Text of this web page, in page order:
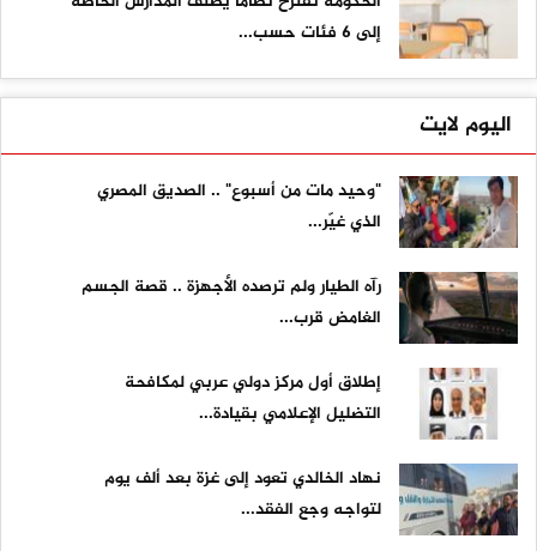
إلى 6 فئات حسب...
اليوم لايت
"وحيد مات من أسبوع" .. الصديق المصري
الذي غيّر...
رآه الطيار ولم ترصده الأجهزة .. قصة الجسم
الغامض قرب...
إطلاق أول مركز دولي عربي لمكافحة
التضليل الإعلامي بقيادة...
نهاد الخالدي تعود إلى غزة بعد ألف يوم
لتواجه وجع الفقد...